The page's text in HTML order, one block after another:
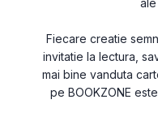
Fiecare creatie
invitatie la lectura,
mai bine vanduta
pe BOOKZONE este